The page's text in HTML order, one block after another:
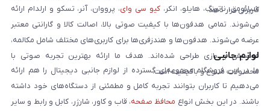
کاربران قرار دهد.
شیائومی، ناتینگ، هایلو، انکر، کیو سی وای، پرووان، آنر، تسکو و ارلدام ارائه
می‌شوند. تمامی هدفون‌ها با کیفیت صوتی بالا، اصالت کالا و گارانتی معتبر
عرضه می‌شوند. هدفون‌ها و هندزفری‌ها برای کاربری‌های مختلف شامل مکالمه،
موسیقی و بازی طراحی شده‌اند. هدف ما ارائه بهترین تجربه صوتی با
محصولات متنوع و باکیفیت است.
لوازم جانبی
ما در این فروشگاه مجموعه‌ای گسترده از لوازم جانبی دیجیتال را هم ارائه
می‌دهیم تا کاربران بتوانند تجربه کامل و مطمئنی از دستگاه‌های خود داشته
باشند. در این بخش انواع محافظ صفحه، قاب و کاور، شارژر، کابل و رابط و سایر